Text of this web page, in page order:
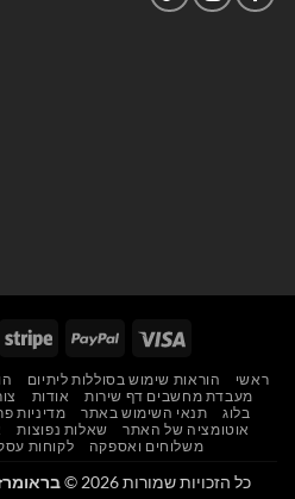
Visa
PayPal
ראשי הוראות שימוש בסוללות ליתיום
מעבדת מחשבים דף שירות
אודות
בלוג
תנאי השימוש באתר
מדיניות
אוטומציה של האתר
שאלות נפוצות
משלוחים ואספקה
לקוחות
כל הזכויות שמורות 2026 ©